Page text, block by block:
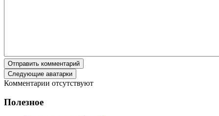
Отправить комментарий
Следующие аватарки
Комментарии отсутствуют
Полезное